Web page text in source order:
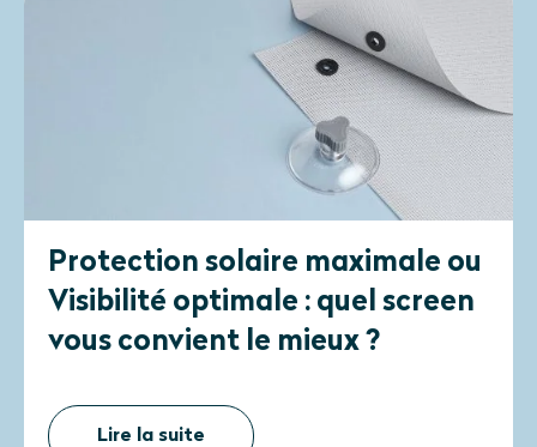
Protection solaire maximale ou
Visibilité optimale : quel screen
vous convient le mieux ?
Lire la suite